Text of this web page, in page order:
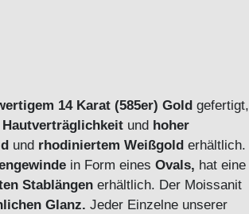
14 Karat (585er) Gold gefertigt,
und hoher
und rhodiniertem Weißgold erhältlich.
in Form eines Ovals, hat eine
Stablängen erhältlich. Der Moissanit
Glanz. Jeder Einzelne unserer